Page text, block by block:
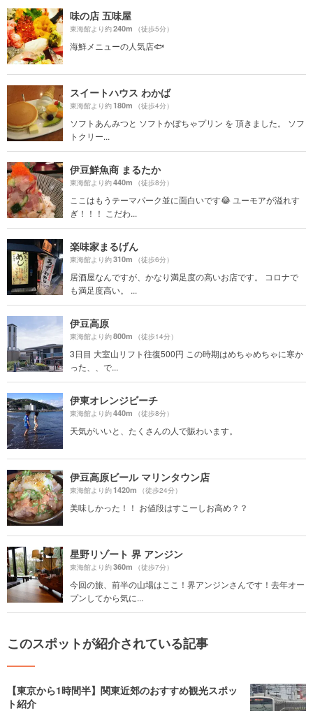
味の店 五味屋
東海館より約240m （徒歩5分）
海鮮メニューの人気店🐟
スイートハウス わかば
東海館より約180m （徒歩4分）
ソフトあんみつと ソフトかぼちゃプリン を 頂きました。 ソフ
トクリー...
伊豆鮮魚商 まるたか
東海館より約440m （徒歩8分）
ここはもうテーマパーク並に面白いです😂 ユーモアが溢れす
ぎ！！！ こだわ...
楽味家まるげん
東海館より約310m （徒歩6分）
居酒屋なんですが、かなり満足度の高いお店です。 コロナで
も満足度高い。 ...
伊豆高原
東海館より約800m （徒歩14分）
3日目 大室山リフト往復500円 この時期はめちゃめちゃに寒か
った、、で...
伊東オレンジビーチ
東海館より約440m （徒歩8分）
天気がいいと、たくさんの人で賑わいます。
伊豆高原ビール マリンタウン店
東海館より約1420m （徒歩24分）
美味しかった！！ お値段はすこーしお高め？？
星野リゾート 界 アンジン
東海館より約360m （徒歩7分）
今回の旅、前半の山場はここ！界アンジンさんです！去年オー
プンしてから気に...
このスポットが紹介されている記事
【東京から1時間半】関東近郊のおすすめ観光スポッ
ト紹介